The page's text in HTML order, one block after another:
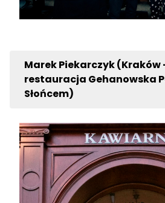
Marek Piekarczyk (Kraków
restauracja Gehanowska
Słońcem)